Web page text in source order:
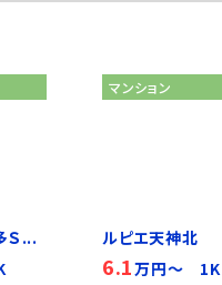
Ｓ...
マンション
ルピエ天神北
6.1万円～ 1K